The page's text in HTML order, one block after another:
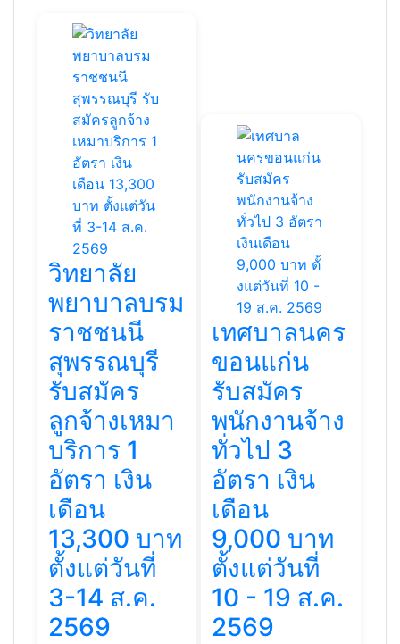
วิทยาลัย
พยาบาลบรม
ราชชนนี
สุพรรณบุรี
รับสมัคร
ลูกจ้างเหมา
บริการ 1
อัตรา เงิน
เดือน
13,300 บาท
ตั้งแต่วันที่
3-14 ส.ค.
2569
เทศบาลนคร
ขอนแก่น
รับสมัคร
พนักงานจ้าง
ทั่วไป 3
อัตรา เงิน
เดือน
9,000 บาท
ตั้งแต่วันที่
10 - 19 ส.ค.
2569